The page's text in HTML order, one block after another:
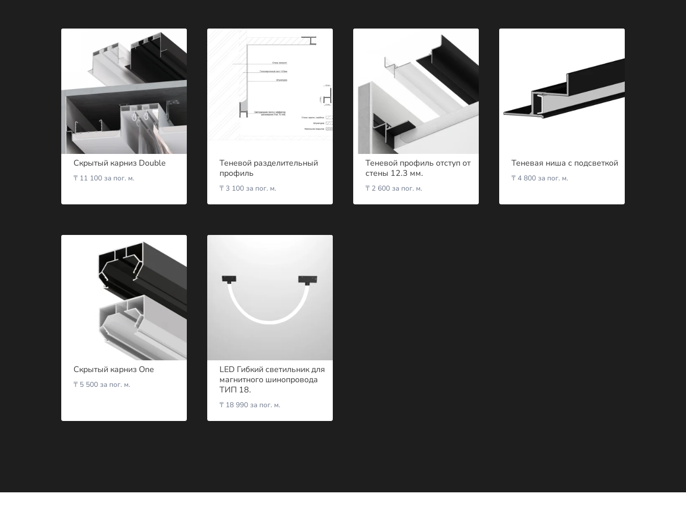
Скрытый карниз Double
₸ 11 100 за пог. м.
Теневой разделительный
профиль
₸ 3 100 за пог. м.
Теневой профиль отступ от
стены 12.3 мм.
₸ 2 600 за пог. м.
Теневая ниша с подсветкой
₸ 4 800 за пог. м.
Скрытый карниз One
₸ 5 500 за пог. м.
LED Гибкий светильник для
магнитного шинопровода
ТИП 18.
₸ 18 990 за пог. м.